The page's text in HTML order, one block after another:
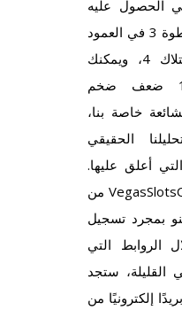
الحصول عليه
باستثمار 50 ضعفًا للخطوة 3 في العمود
"أ"، و200 ضعف لامتلاك 4، ويمكنك
الحصول على 1000 ضعف ضخم
خاصة بنا،
الحقيقي
أعلق عليها.
من VegasSlotsOnline، نضمن لك الدفع
بمجرد تسجيل
الروابط التي
القليلة، ستجد
بريدًا إلكترونيًا من Luckyland يطلب منك